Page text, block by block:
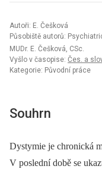
Autoři: E. Češková
Působiště autorů:
MUDr. E. Češková, CSc.
Vyšlo v časopise: Čes. a
Kategorie: Původní práce
Souhrn
Dystymie je chronická
V poslední době se